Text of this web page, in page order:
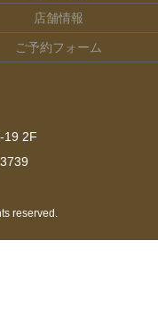
店舗情報
ご予約フォーム
19 2F
reserved.